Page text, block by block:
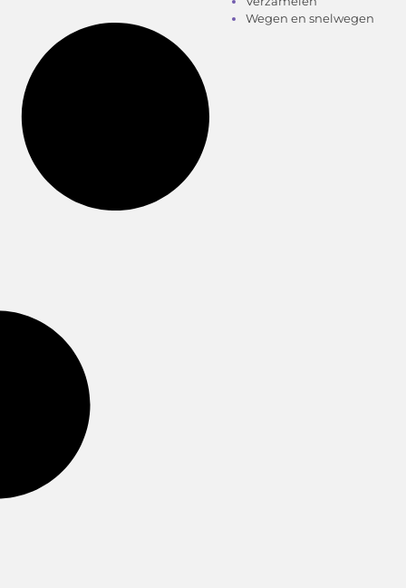
Wegen en snelwegen